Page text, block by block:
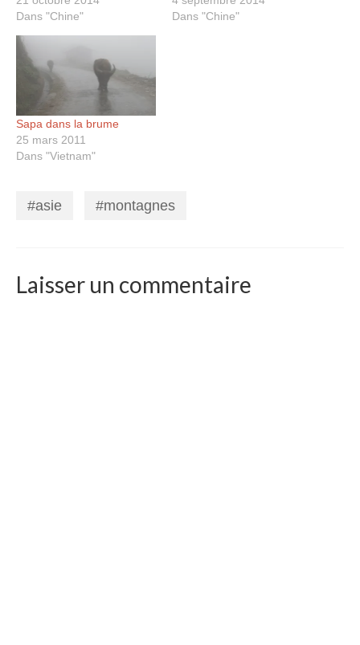
Dans "Chine"
Dans "Chine"
Sapa dans la brume
25 mars 2011
Dans "Vietnam"
asie montagnes
Laisser un commentaire